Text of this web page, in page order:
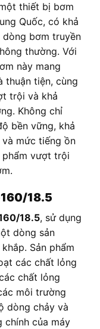
thiết bị bơm
Quốc, có khả
dòng bơm truyền
thường. Với
này mang
thuận tiện, cùng
trội và khả
Không chỉ
bền vững, khả
mức tiếng ồn
phẩm vượt trội
18.5
18.5, sử dụng
dòng sản
Sản phẩm
các chất lỏng
chất lỏng
môi trường
dòng chảy và
chính của máy